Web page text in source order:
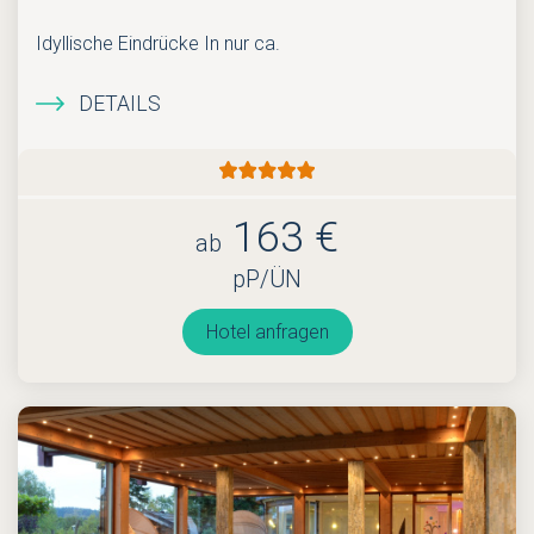
Idyllische Eindrücke In nur ca.
DETAILS
ab 163 €
pP/ÜN
Hotel anfragen